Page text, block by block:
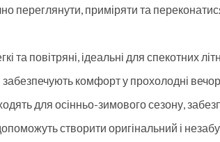
переглянути, приміряти та
та повітряні, ідеальні для спекотних
комфорт у прохолодні
для осінньо-зимового сезону,
створити оригінальний і